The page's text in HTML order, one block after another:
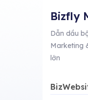
Bizfly
Dẫn dầu
Marketing
lớn